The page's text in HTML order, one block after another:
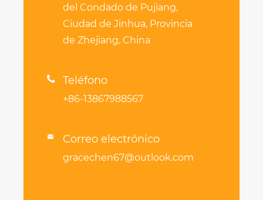
del Condado de Pujiang,
Ciudad de Jinhua, Provincia
de Zhejiang, China
 Teléfono
+86-13867988567
 Correo electrónico
gracechen67@outlook.com